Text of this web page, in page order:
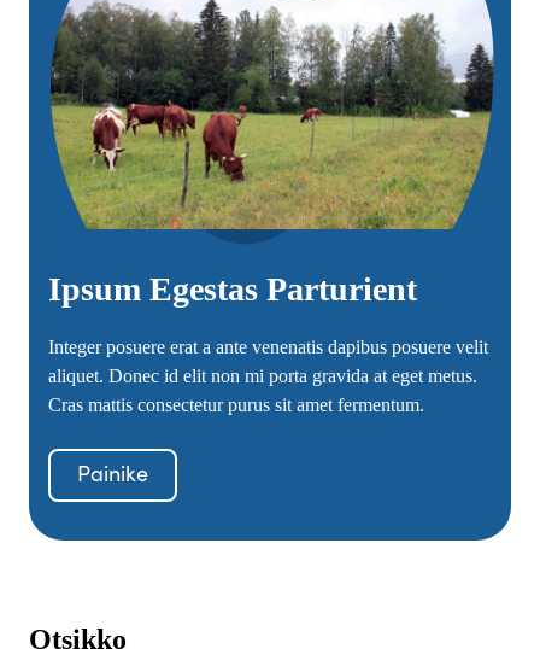
Ipsum Egestas Parturient
Integer posuere erat a ante venenatis dapibus posuere velit
aliquet. Donec id elit non mi porta gravida at eget metus.
Cras mattis consectetur purus sit amet fermentum.
Painike
Otsikko